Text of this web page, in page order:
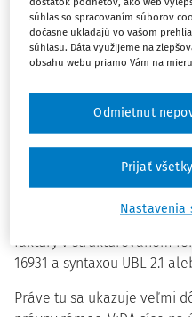
finančnému riaditeľstvu.
legislatívny vývoj ukazuje,
smerom začala posúvať
celoúnijného modelu. Zo
Finančnej správy SR
zaviedla prechodné
a oznamovaniu údajov
slovenskej úprave sa
inštitútu doručovacej
FAQ k eFaktúre z 23. marca
2027 sa počíta s
faktúry v štruktúrovanom
16931 a syntaxou UBL 2.1
Práve tu sa ukazuje veľmi
súhlas so spracovaním súborov
dočasne ukladajú vo vašom
súhlasu. Dáta využijeme na
obsahu webu priamo Vám na
Nastavenia
Odmietnut
Prijať